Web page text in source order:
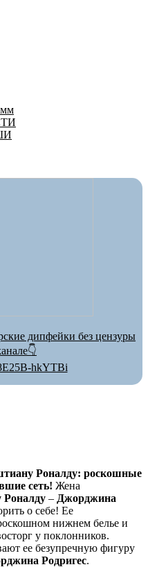
дипфейки без цензуры
hkYTBi
Роналду: роскошные
сеть! Жена
– Джорджина
о себе! Ее
нижнем белье и
у поклонников.
ее безупречную фигуру
Родригес.